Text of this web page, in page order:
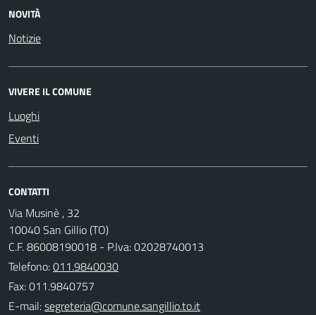
NOVITÀ
Notizie
VIVERE IL COMUNE
Luoghi
Eventi
CONTATTI
Via Musinè , 32
10040 San Gillio (TO)
C.F. 86008190018 - P.Iva: 02028740013
Telefono:011.9840030
Fax: 011.9840757
E-mail: